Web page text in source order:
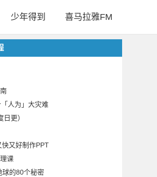
少年得到 喜马拉雅FM
人为」大灾难
更）
快又好制作PPT
课
球的80个秘密